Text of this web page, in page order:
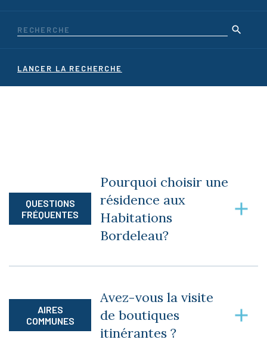
Carrières
LANCER LA RECHERCHE
QUESTIONS
FRÉQUENTES
Pourquoi choisir une
résidence aux
Habitations
Bordeleau?
chacun.
AIRES
COMMUNES
Avez-vous la visite
de boutiques
itinérantes ?